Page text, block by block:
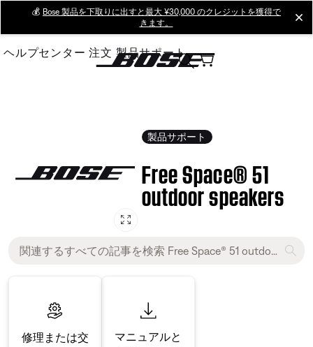
Main
💰 Bose 製品を下取りに出すと最大 ¥30,000 のクレジットを獲得で
きます。
ヘルプセンター 注文 製品サポート
製品サポート
Free Space® 51
outdoor speakers
修理または交
マニュアルと